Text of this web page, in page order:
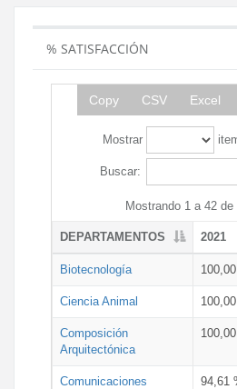
% SATISFACCIÓN
Copy CSV Excel
Mostrar
Buscar:
Mostrando 1 a 42 de
DEPARTAMENTOS 2021
Biotecnología
Ciencia Animal
Composición
Arquitectónica
Comunicaciones 94,61